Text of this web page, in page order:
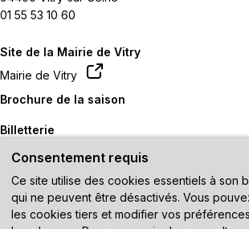
Consentement requis
Ce site utilise des cookies essentiels à son
qui ne peuvent être désactivés. Vous
les cookies tiers et modifier vos
01 55 53 10 60
Site de la Mairie de Vitry
Mairie de Vitry
Brochure de la saison
Billetterie
Contactez-nous
Venir au théâtre
Recevez notre newsletter